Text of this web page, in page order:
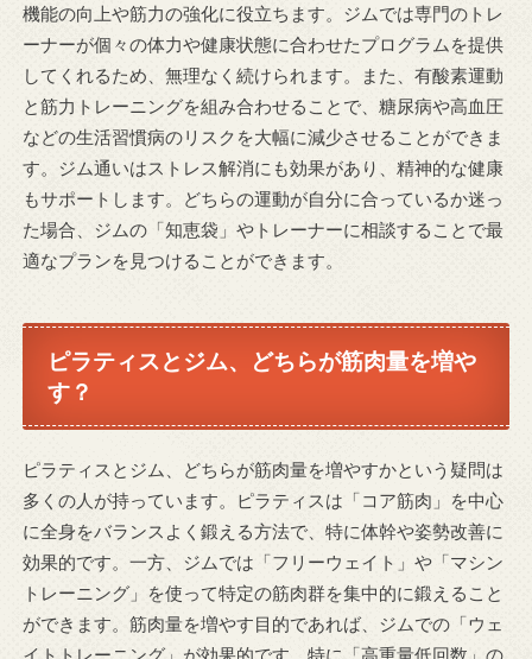
機能の向上や筋力の強化に役立ちます。ジムでは専門のトレ
ーナーが個々の体力や健康状態に合わせたプログラムを提供
してくれるため、無理なく続けられます。また、有酸素運動
と筋力トレーニングを組み合わせることで、糖尿病や高血圧
などの生活習慣病のリスクを大幅に減少させることができま
す。ジム通いはストレス解消にも効果があり、精神的な健康
もサポートします。どちらの運動が自分に合っているか迷っ
た場合、ジムの「知恵袋」やトレーナーに相談することで最
適なプランを見つけることができます。
ピラティスとジム、どちらが筋肉量を増や
す？
ピラティスとジム、どちらが筋肉量を増やすかという疑問は
多くの人が持っています。ピラティスは「コア筋肉」を中心
に全身をバランスよく鍛える方法で、特に体幹や姿勢改善に
効果的です。一方、ジムでは「フリーウェイト」や「マシン
トレーニング」を使って特定の筋肉群を集中的に鍛えること
ができます。筋肉量を増やす目的であれば、ジムでの「ウェ
イトトレーニング」が効果的です。特に「高重量低回数」の